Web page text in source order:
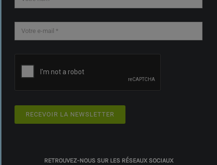
RECEVOIR LA NEWSLETTER
RETROUVEZ-NOUS SUR LES RÉSEAUX SOCIAUX